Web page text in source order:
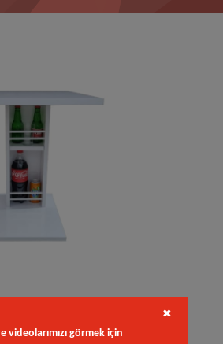
videolarımızı görmek için
✖